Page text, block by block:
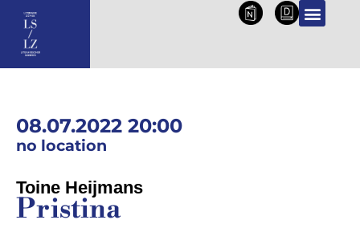
NL DE
08.07.2022 20:00
no location
Toine Heijmans
Pristina